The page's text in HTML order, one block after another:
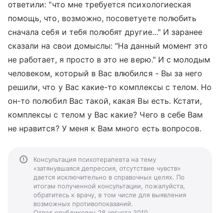
ответили: "что мне требуется психологиеская
помощь, что, возможно, посоветуете полюбить
сначала себя и тебя полюбят другие..." И заранее
сказали на свои домыслы: "На данный момент это
не работает, я просто в это не верю." И с молодым
человеком, который в Вас влюбился - Вы за него
решили, что у Вас какие-то комплексы с телом. Но
он-то полюбил Вас такой, какая Вы есть. Кстати,
комплексы с телом у Вас какие? Чего в себе Вам
не нравится? У меня к Вам много есть вопросов.
Консультация психотерапевта на тему
«затянувшаяся депрессия, отсутствие чувств»
дается исключительно в справочных целях. По
итогам полученной консультации, пожалуйста,
обратитесь к врачу, в том числе для выявления
возможных противопоказаний.